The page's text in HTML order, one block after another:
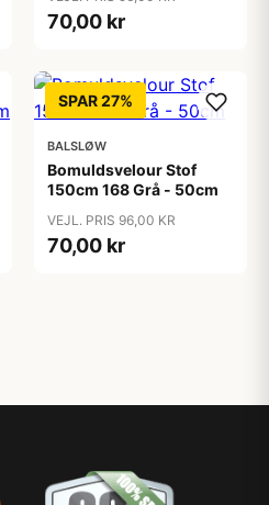
70,00 kr
SPAR 27%
BALSLØW
Bomuldsvelour Stof
150cm 168 Grå - 50cm
VEJL. PRIS 96,00 KR
70,00 kr